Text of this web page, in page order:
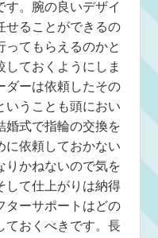
す。腕の良いデザイ
せることができるの
ってもらえるのかと
しておくようにしま
ダーは依頼したその
いうことも頭におい
婚式で指輪の交換を
に依頼しておかない
りかねないので気を
して仕上がりは納得
ターサポートはどの
ておくべきです。長